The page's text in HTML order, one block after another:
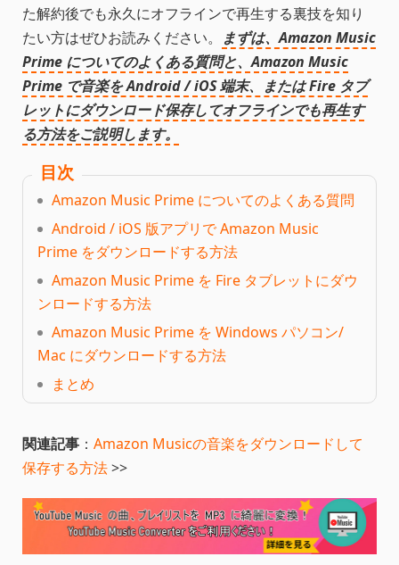
た解約後でも永久にオフラインで再生する裏技を知り
たい方はぜひお読みください。
まずは、Amazon Music
Prime についてのよくある質問と、Amazon Music
Prime で音楽を Android / iOS 端末、または Fire タブ
レットにダウンロード保存してオフラインでも再生す
る方法をご説明します。
目次
Amazon Music Prime についてのよくある質問
Android / iOS 版アプリで Amazon Music
Prime をダウンロードする方法
Amazon Music Prime を Fire タブレットにダウ
ンロードする方法
Amazon Music Prime を Windows パソコン/
Mac にダウンロードする方法
まとめ
関連記事 ： Amazon Musicの音楽をダウンロードして
保存する方法>>